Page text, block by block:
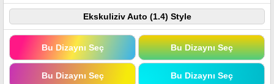
Ekskuliziv Auto (1.4) Style
Bu Dizaynı Seç Bu Dizaynı Seç
Bu Dizaynı Seç Bu Dizaynı Seç